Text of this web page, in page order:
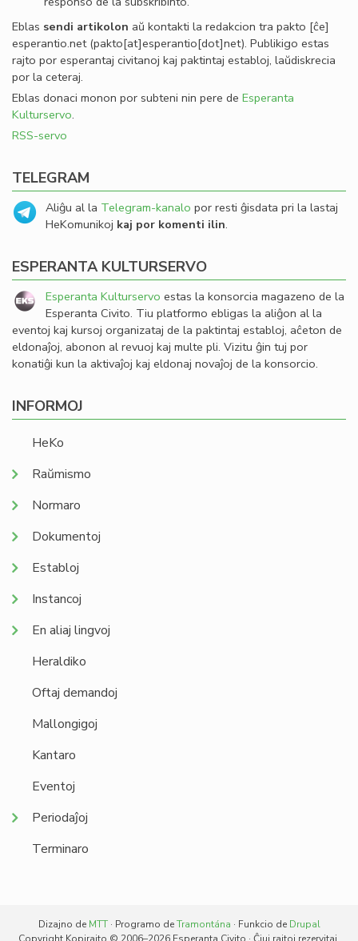
Eblas sendi artikolon aŭ kontakti la redakcion tra pakto [ĉe]
esperantio.net(pakto[at]esperantio[dot]net). Publikigo estas
rajto por esperantaj civitanoj kaj paktintaj establoj, laŭdiskrecia
por la ceteraj.
Eblas donaci monon por subteni nin pere de Esperanta
Kulturservo.
RSS-servo
TELEGRAM
Aliĝu al la Telegram-kanalo por resti ĝisdata pri la lastaj
HeKomunikoj kaj por komenti ilin.
ESPERANTA KULTURSERVO
Esperanta Kulturservo estas la konsorcia magazeno de la
Esperanta Civito. Tiu platformo ebligas la aliĝon al la
eventoj kaj kursoj organizataj de la paktintaj establoj, aĉeton de
eldonaĵoj, abonon al revuoj kaj multe pli. Vizitu ĝin tuj por
konatiĝi kun la aktivaĵoj kaj eldonaj novaĵoj de la konsorcio.
INFORMOJ
HeKo
Raŭmismo
Normaro
Dokumentoj
Establoj
Instancoj
En aliaj lingvoj
Heraldiko
Oftaj demandoj
Mallongigoj
Kantaro
Eventoj
Periodaĵoj
Terminaro
Dizajno de MTT· Programo deTramontána · Funkcio de Drupal